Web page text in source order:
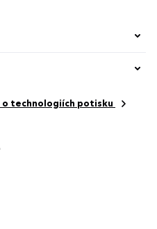
o technologiích potisku